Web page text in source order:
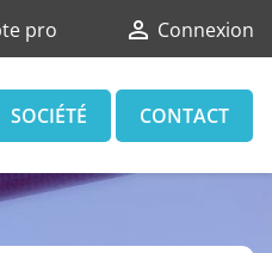
pro  Connexion
SOCIÉTÉ CONTACT